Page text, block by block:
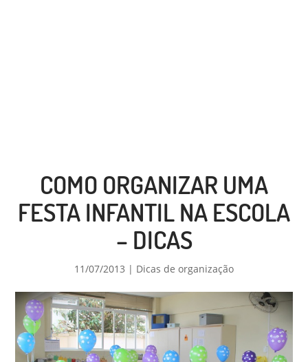
COMO ORGANIZAR UMA
FESTA INFANTIL NA ESCOLA
– DICAS
11/07/2013 | Dicas de organização